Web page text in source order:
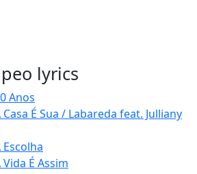
lyrics
Anos
É Sua / Labareda feat. Julliany
É Assim